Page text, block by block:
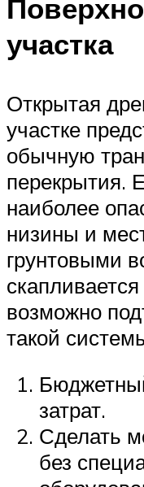
участка
Открытая
участке
обычную
перекрытия.
наиболее
низины и
грунтовыми
возможно
такой
затрат.
Сделать
без